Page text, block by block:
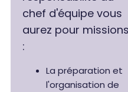
chef d'équipe vous
aurez pour missions
:
La préparation et
l'organisation de